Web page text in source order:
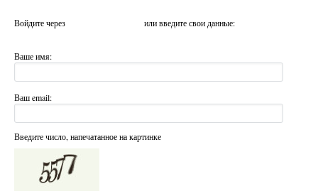
Войдите через или введите свои данные:
Ваше имя:
Ваш email:
Введите число, напечатанное на картинке